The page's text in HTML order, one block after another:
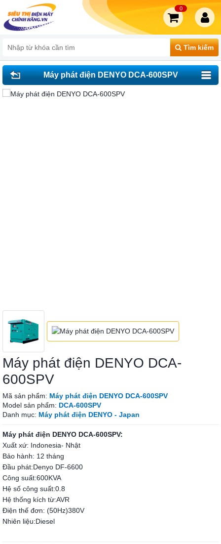
Tìm kiếm
0
Máy phát điện DENYO DCA-600SPV
Máy phát điện DENYO DCA-
600SPV
Mã sản phẩm: Máy phát điện DENYO DCA-600SPV
Model sản phẩm: DCA-600SPV
Danh mục: Máy phát điện DENYO - Japan
Máy phát điện DENYO DCA-600SPV:
Xuất xứ: Indonesia- Nhật
Bảo hành: 12 tháng
Đầu phát:Denyo DF-6600
Công suất:600KVA
Hệ số công suất:0.8
Hệ thống kích từ:AVR
Điện thế đơn: (50Hz)380V
Nhiên liệu:Diesel